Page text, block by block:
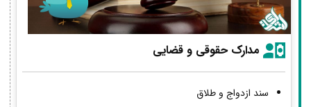
مدارک حقوقی و قضایی
سند ازدواج و طلاق